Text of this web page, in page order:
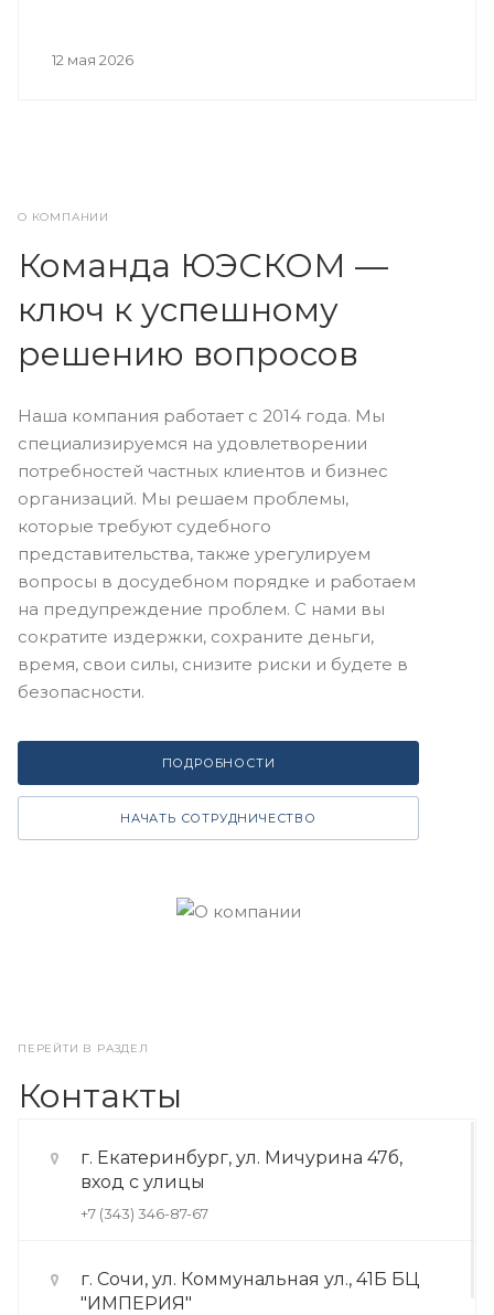
12 мая 2026
О КОМПАНИИ
Команда ЮЭСКОМ —
ключ к успешному
решению вопросов
Наша компания работает с 2014 года. Мы
специализируемся на удовлетворении
потребностей частных клиентов и бизнес
организаций. Мы решаем проблемы,
которые требуют судебного
представительства, также урегулируем
вопросы в досудебном порядке и работаем
на предупреждение проблем. С нами вы
сократите издержки, сохраните деньги,
время, свои силы, снизите риски и будете в
безопасности.
ПОДРОБНОСТИ
НАЧАТЬ СОТРУДНИЧЕСТВО
ПЕРЕЙТИ В РАЗДЕЛ
Контакты
г. Екатеринбург, ул. Мичурина 47б,
вход с улицы
+7 (343) 346-87-67
г. Сочи, ул. Коммунальная ул., 41Б БЦ
"ИМПЕРИЯ"